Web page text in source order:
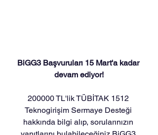
BiGG3 Başvuruları 15 Mart'a kadar
devam ediyor!
200000 TL'lik TÜBİTAK 1512
Teknogirişim Sermaye Desteği
hakkında bilgi alıp, sorularınızın